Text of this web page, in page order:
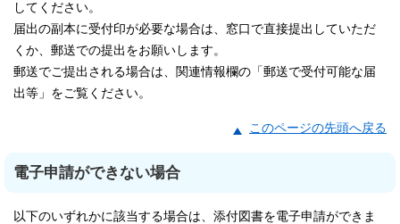
してください。
届出の副本に受付印が必要な場合は、窓口で直接提出していただ
くか、郵送での提出をお願いします。
郵送でご提出される場合は、関連情報欄の「郵送で受付可能な届
出等」をご覧ください。
このページの先頭へ戻る
電子申請ができない場合
以下のいずれかに該当する場合は、添付図書を電子申請ができま